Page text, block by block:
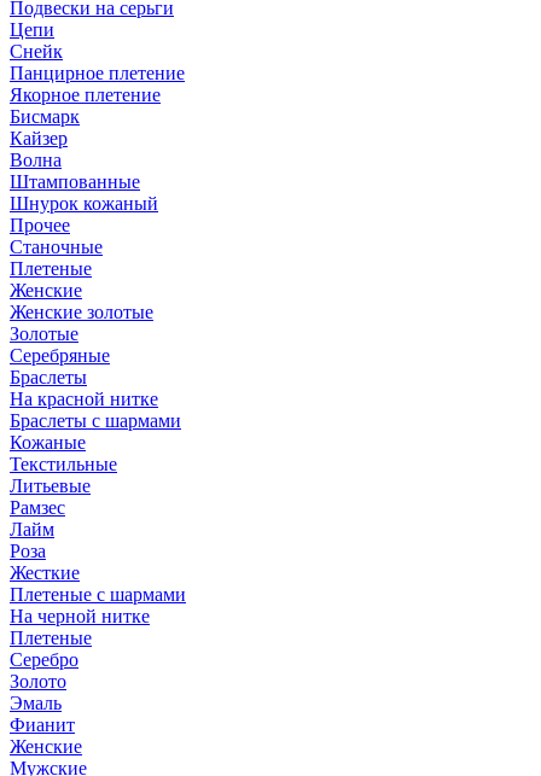
Подвески на серьги
Цепи
Снейк
Панцирное плетение
Якорное плетение
Бисмарк
Кайзер
Волна
Штампованные
Шнурок кожаный
Прочее
Станочные
Плетеные
Женские
Женские золотые
Золотые
Серебряные
Браслеты
На красной нитке
Браслеты с шармами
Кожаные
Текстильные
Литьевые
Рамзес
Лайм
Роза
Жесткие
Плетеные с шармами
На черной нитке
Плетеные
Серебро
Золото
Эмаль
Фианит
Женские
Мужские